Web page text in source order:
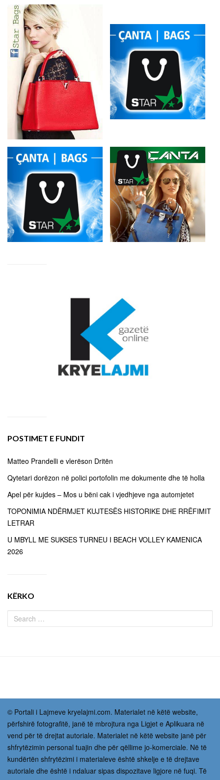
POSTIMET E FUNDIT
Matteo Prandelli e vlerëson Dritën
Qytetari dorëzon në polici portofolin me dokumente dhe të holla
Apel për kujdes – Mos u bëni cak i vjedhjeve nga automjetet
TOPONIMIA NDËRMJET KUJTESËS HISTORIKE DHE RRËFIMIT
LETRAR
U MBYLL ME SUKSES TURNEU I BEACH VOLLEY KAMENICA
2026
KËRKO
© Portali i Lajmeve kryelajmi.com. Materialet në këtë website,
përfshirë fotografitë, janë të mbrojtura nga Ligjet e Aplikuara në
vend për të drejtat autoriale. Materialet në këtë website janë për
shfrytëzimin personal tuajin dhe për qëllime jo-komerciale. Në të
kundërtën shfrytëzimi i materialeve është shkelje e të drejtave
autoriale dhe është i ndaluar sipas dispozitave ligjore në fuqi. Të